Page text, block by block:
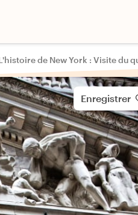
Enregistrer